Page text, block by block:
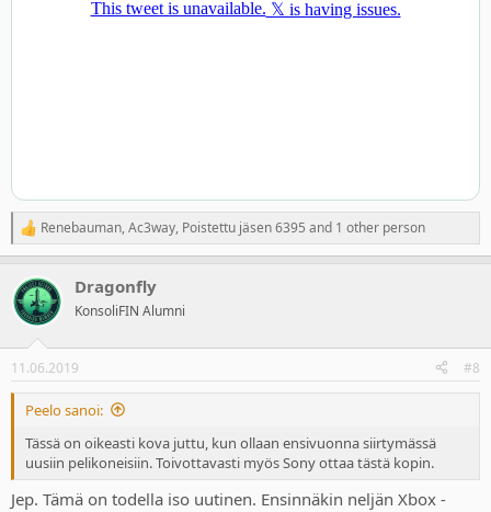
R
e
c
t
i
s
:
Renebauman, Ac3way, Poistettu jäsen 6395 and 1 other person
Dragonfly
KonsoliFIN Alumni
11.06.2019 #8
Peelo sanoi:
Tässä on oikeasti kova juttu, kun ollaan ensivuonna siirtymässä
uusiin pelikoneisiin. Toivottavasti myös Sony ottaa tästä kopin.
Jep. Tämä on todella iso uutinen. Ensinnäkin neljän Xbox -